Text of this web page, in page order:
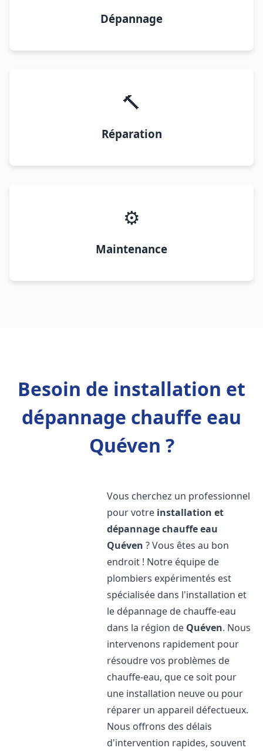
Dépannage
🔨
Réparation
⚙️
Maintenance
Besoin de installation et
dépannage chauffe eau
Quéven ?
Vous cherchez un professionnel
pour votre installation et
dépannage chauffe eau
Quéven ? Vous êtes au bon
endroit ! Notre équipe de
plombiers expérimentés est
spécialisée dans l'installation et
le dépannage de chauffe-eau
dans la région de Quéven. Nous
intervenons rapidement pour
résoudre vos problèmes de
chauffe-eau, que ce soit pour
une installation neuve ou pour
réparer un appareil défectueux.
Nous offrons des délais
d'intervention rapides, souvent